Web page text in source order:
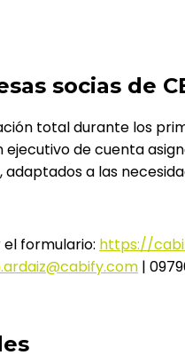
socias de
total durante los
de cuenta
a las
formulario: https://
|